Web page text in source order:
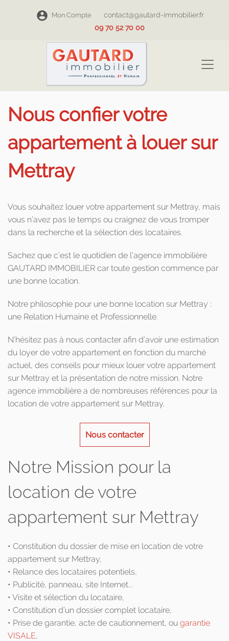
Mon Compte
contact@gautard-immobilier.fr
09 70 52 70 00
Nous confier votre
appartement à louer sur
Mettray
Vous souhaitez louer votre appartement sur Mettray, mais
vous n’avez pas le temps ou craignez de vous tromper
dans la recherche et la sélection des locataires.
Sachez que c’est le quotidien de l’agence immobilière
GAUTARD IMMOBILIER car toute gestion commence par
une bonne location.
Notre philosophie pour une bonne location sur Mettray :
une Relation Humaine et Professionnelle.
N’hésitez pas à nous contacter afin d’avoir une estimation
du loyer de votre appartement en fonction du marché
actuel, des conseils pour mieux louer votre appartement
sur Mettray et la présentation de notre mission. Notre
agence immobilière a de nombreuses références pour la
location de votre appartement sur Mettray.
Nous contacter
Notre Mission pour la
location de votre
appartement sur Mettray
• Constitution du dossier de mise en location de votre
appartement sur Mettray,
• Relance des locataires potentiels,
• Publicité, panneau, site Internet...
• Visite et sélection du locataire,
• Constitution d’un dossier complet locataire,
• Prise de garantie, acte de cautionnement, ou garantie
VISALE,